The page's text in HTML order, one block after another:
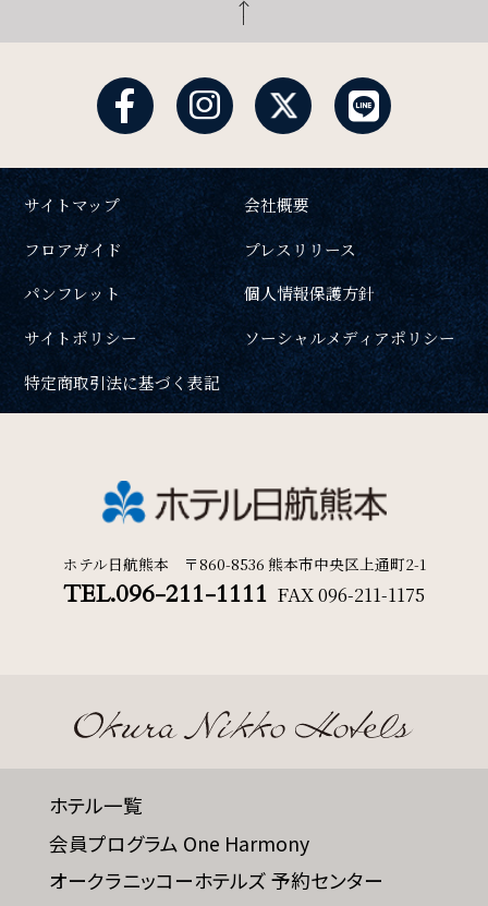
サイトマップ
会社概要
フロアガイド
プレスリリース
パンフレット
個人情報保護方針
サイトポリシー
ソーシャルメディアポリシー
特定商取引法に基づく表記
ホテル日航熊本 〒860-8536 熊本市中央区上通町2-1
TEL.096-211-1111 FAX096-211-1175
ホテル一覧
会員プログラム One Harmony
オークラニッコーホテルズ 予約センター